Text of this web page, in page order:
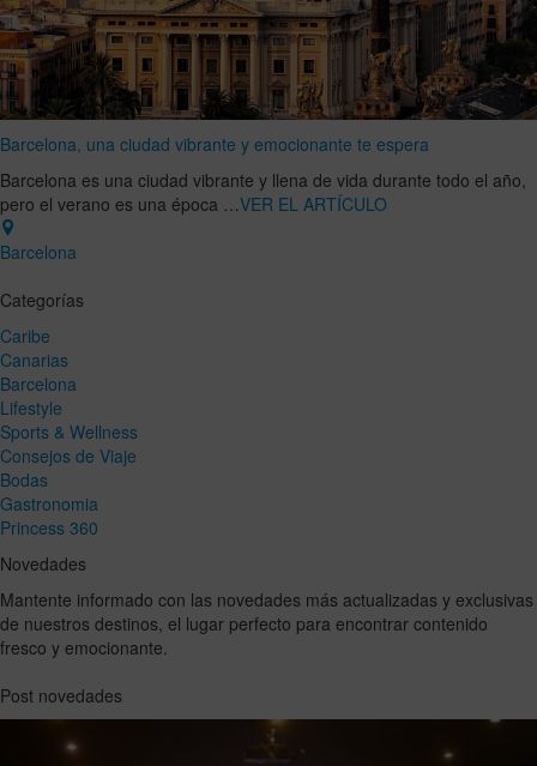
Barcelona, una ciudad vibrante y emocionante te espera
Barcelona es una ciudad vibrante y llena de vida durante todo el año,
pero el verano es una época …VER EL ARTÍCULO
Barcelona
Categorías
Caribe
Canarias
Barcelona
Lifestyle
Sports & Wellness
Consejos de Viaje
Bodas
Gastronomia
Princess 360
Novedades
Mantente informado con las novedades más actualizadas y exclusivas
de nuestros destinos, el lugar perfecto para encontrar contenido
fresco y emocionante.
Post novedades